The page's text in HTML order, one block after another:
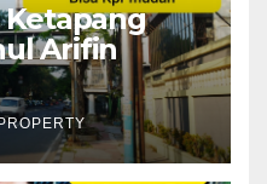
Ketapang
Arifin